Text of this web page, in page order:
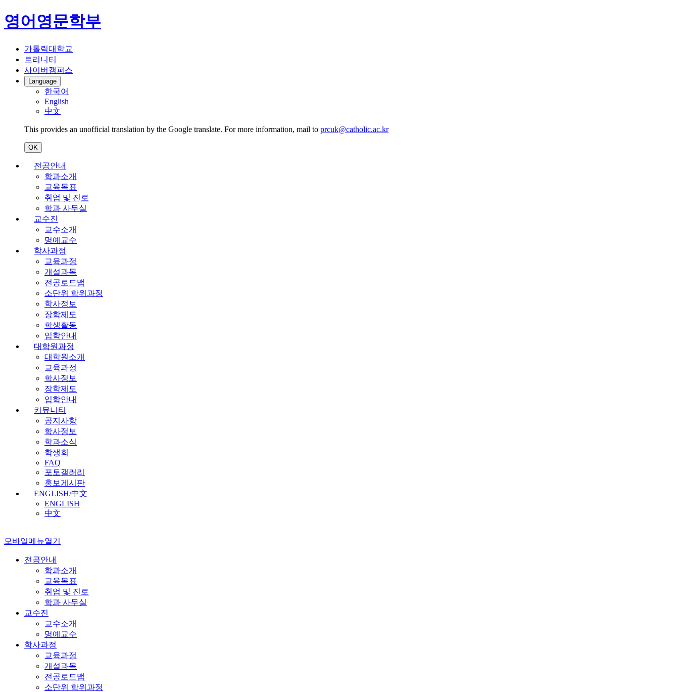
영어영문학부
가톨릭대학교
트리니티
사이버캠퍼스
Language
한국어
English
中文
This provides an unofficial translation by the Google translate. For more information, mail to prcuk@catholic.ac.kr
OK
전공안내
학과소개
교육목표
취업 및 진로
학과 사무실
교수진
교수소개
명예교수
학사과정
교육과정
개설과목
전공로드맵
소단위 학위과정
학사정보
장학제도
학생활동
입학안내
대학원과정
대학원소개
교육과정
학사정보
장학제도
입학안내
커뮤니티
공지사항
학사정보
학과소식
학생회
FAQ
포토갤러리
홍보게시판
ENGLISH/中文
ENGLISH
中文
모바일메뉴열기
전공안내
학과소개
교육목표
취업 및 진로
학과 사무실
교수진
교수소개
명예교수
학사과정
교육과정
개설과목
전공로드맵
소단위 학위과정